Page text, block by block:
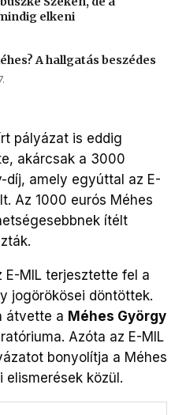
elkeni
A hallgatás beszédes
pályázat is eddig
akárcsak a 3000
díj, amely egyúttal az E-
Az 1000 eurós Méhes
ítélt
E-MIL terjesztette fel a
jogörökösei döntöttek.
átvette a Méhes György
Azóta az E-MIL
bonyolítja a Méhes
közül.